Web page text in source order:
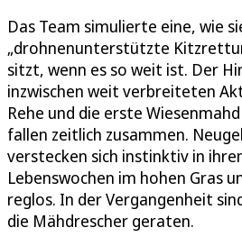
Das Team simulierte eine, wie
„drohnenunterstützte
sitzt, wenn es so weit ist. Der
inzwischen weit verbreiteten
Rehe und die erste
fallen zeitlich zusammen.
verstecken sich instinktiv in
Lebenswochen im hohen Gras
reglos. In der Vergangenheit
die Mähdrescher geraten.